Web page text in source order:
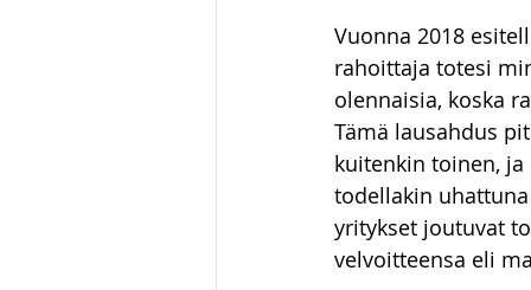
Vuonna 2018
rahoittaja totesi
olennaisia, koska
Tämä lausahdus
kuitenkin toinen,
todellakin
yritykset joutuvat
velvoitteensa eli